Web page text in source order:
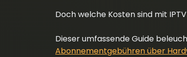
Doch welche Kosten sind mit
Dieser umfassende Guide
Abonnementgebühren über